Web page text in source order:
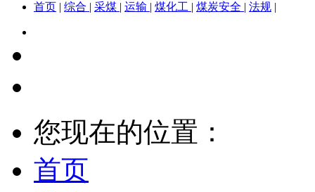
首页 | 综合 | 采煤 | 运输 | 煤化工 | 煤炭安全 | 法规 |
您现在的位置：
首页